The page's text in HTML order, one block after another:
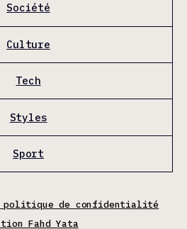
Société
Culture
Tech
Styles
Sport
politique de confidentialité
Fahd Yata